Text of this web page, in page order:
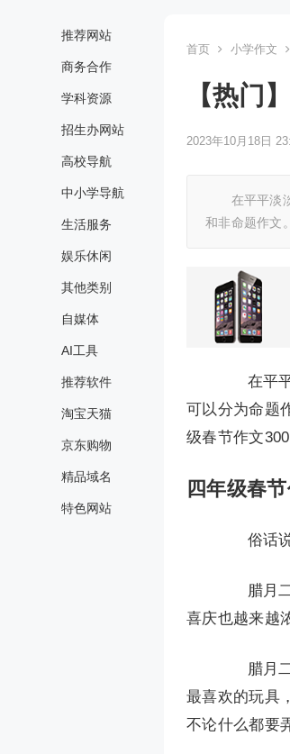
推荐网站
商务合作
学科资源
招生办网站
高校导航
中小学导航
生活服务
娱乐休闲
其他类别
自媒体
AI工具
推荐软件
淘宝天猫
京东购物
精品域名
特色网站
首页 小学作文
【热门
2023年10月18日
在平平淡淡
和非命题作文
在平平
可以分为命题
级春节作文
四年级春
俗话说
腊月二
喜庆也越来越
腊月二
最喜欢的玩具
不论什么都要